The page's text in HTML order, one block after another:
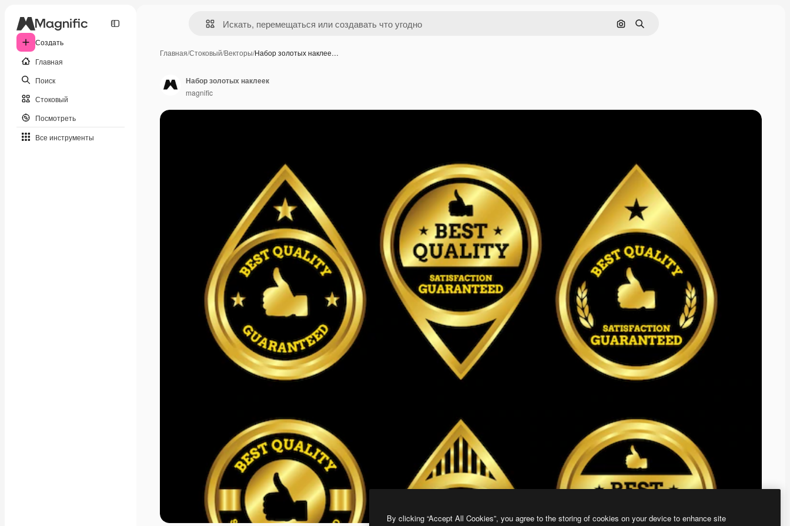
Создать
Главная
Поиск
Стоковый
Посмотреть
Все инструменты
Поиск по изображению
Поиск
Главная/Стоковый/Векторы/Набор золотых наклее…
Набор золотых наклеек
magnific
By clicking “Accept All Cookies”, you agree to the storing of cookies on your device to enhance site